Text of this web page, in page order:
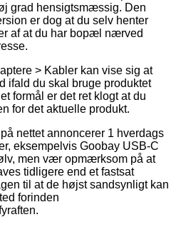
grad hensigtsmæssig. Den
er dog at du selv henter
af at du har bopæl nærved
> Kabler kan vise sig at
ifald du skal bruge produktet
formål er det ret klogt at du
for det aktuelle produkt.
nettet annoncerer 1 hverdags
eksempelvis Goobay USB-C
men vær opmærksom på at
tidligere end et fastsat
til at de højst sandsynligt kan
forinden